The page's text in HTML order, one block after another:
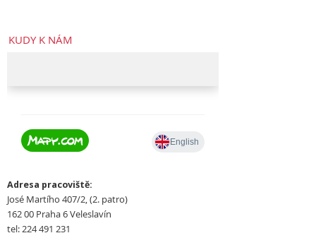
KUDY K NÁM
Adresa pracoviště:
José Martího 407/2, (2. patro)
162 00 Praha 6 Veleslavín
tel: 224 491 231